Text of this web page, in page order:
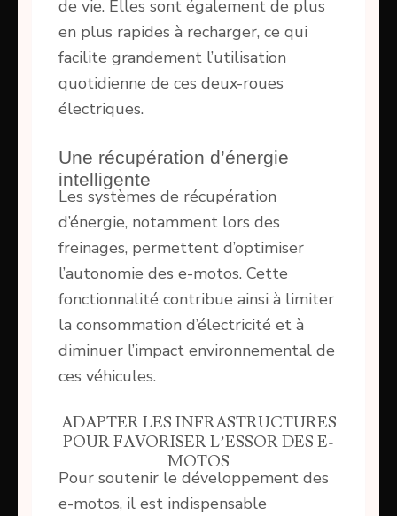
de vie. Elles sont également de plus
en plus rapides à recharger, ce qui
facilite grandement l’utilisation
quotidienne de ces deux-roues
électriques.
Une récupération d’énergie
intelligente
Les systèmes de récupération
d’énergie, notamment lors des
freinages, permettent d’optimiser
l’autonomie des e-motos. Cette
fonctionnalité contribue ainsi à limiter
la consommation d’électricité et à
diminuer l’impact environnemental de
ces véhicules.
ADAPTER LES INFRASTRUCTURES
POUR FAVORISER L’ESSOR DES E-
MOTOS
Pour soutenir le développement des
e-motos, il est indispensable